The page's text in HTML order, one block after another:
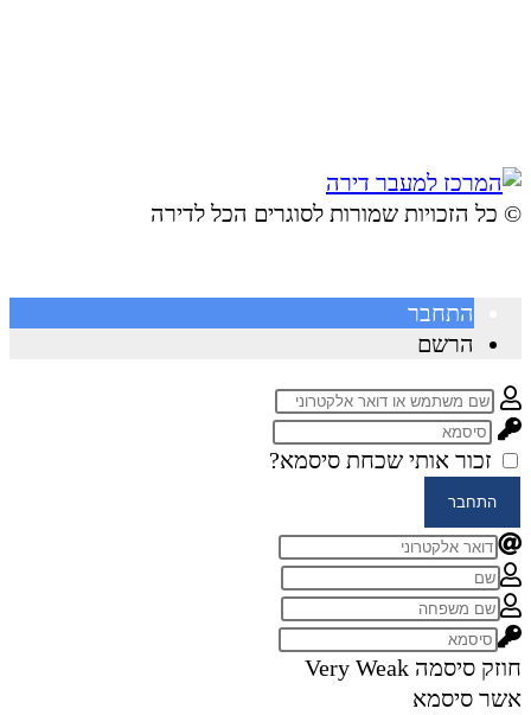
© ​כל הזכויות שמורות לסוגרים הכל לדירה
התחבר
הרשם
זכור אותי שכחת סיסמא?
התחבר
חוזק סיסמה Very Weak
אשר סיסמא